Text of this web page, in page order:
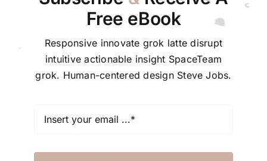
Free eBook
Responsive innovate grok latte disrupt
intuitive actionable insight SpaceTeam
grok. Human-centered design Steve Jobs.